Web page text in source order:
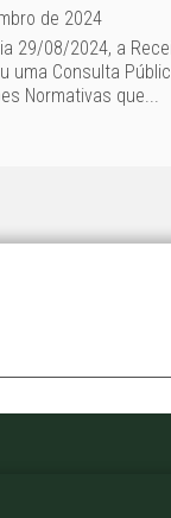
de 2024
29/08/2024, a
uma Consulta
Normativas que...